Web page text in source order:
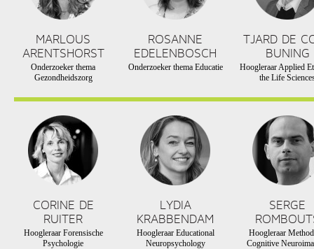
MARLOUS
ARENTSHORST
Onderzoeker thema
Gezondheidszorg
ROSANNE
EDELENBOSCH
Onderzoeker thema Educatie
TJARD DE
BUNING
Hoogleraar Applied
the Life
CORINE DE
RUITER
Hoogleraar Forensische
Psychologie
LYDIA
KRABBENDAM
Hoogleraar Educational
Neuropsychology
SERGE
Hoogleraar
Cognitive